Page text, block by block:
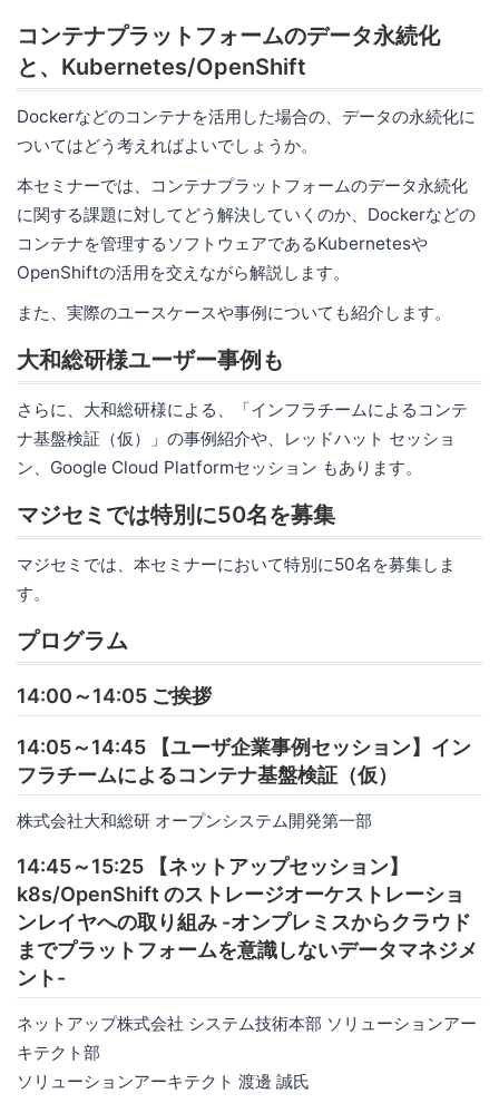
コンテナプラットフォームのデータ永続化
と、Kubernetes/OpenShift
Dockerなどのコンテナを活用した場合の、データの永続化に
ついてはどう考えればよいでしょうか。
本セミナーでは、コンテナプラットフォームのデータ永続化
に関する課題に対してどう解決していくのか、Dockerなどの
コンテナを管理するソフトウェアであるKubernetesや
OpenShiftの活用を交えながら解説します。
また、実際のユースケースや事例についても紹介します。
大和総研様ユーザー事例も
さらに、大和総研様による、「インフラチームによるコンテ
ナ基盤検証（仮）」の事例紹介や、レッドハット セッショ
ン、Google Cloud Platformセッション もあります。
マジセミでは特別に50名を募集
マジセミでは、本セミナーにおいて特別に50名を募集しま
す。
プログラム
14:00～14:05 ご挨拶
14:05～14:45 【ユーザ企業事例セッション】イン
フラチームによるコンテナ基盤検証（仮）
株式会社大和総研 オープンシステム開発第一部
14:45～15:25 【ネットアップセッション】
k8s/OpenShift のストレージオーケストレーショ
ンレイヤへの取り組み -オンプレミスからクラウド
までプラットフォームを意識しないデータマネジメ
ント-
ネットアップ株式会社 システム技術本部 ソリューションアー
キテクト部
ソリューションアーキテクト 渡邊 誠氏